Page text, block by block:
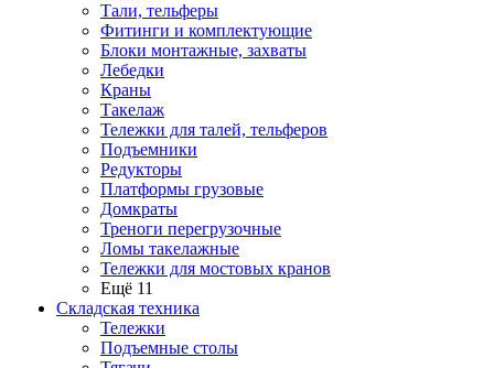
Тали, тельферы
Фитинги и комплектующие
Блоки монтажные, захваты
Лебедки
Краны
Такелаж
Тележки для талей, тельферов
Подъемники
Редукторы
Платформы грузовые
Домкраты
Треноги перегрузочные
Ломы такелажные
Тележки для мостовых кранов
Ещё 11
Складская техника
Тележки
Подъемные столы